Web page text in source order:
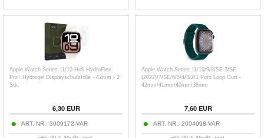
Apple Watch Series 11/10 Hofi HydroFlex
Pro+ Hydrogel Displayschutzfolie - 42mm - 2
Stk.
6,30EUR
ART. NR.: 3009172-VAR
Apple Watch Series 11/10/9/8/SE 3/SE
(2022)/7/SE/6/5/4/3/2/1 Puro Loop Gurt -
42mm/41mm/40mm/38mm
7,60EUR
ART. NR.: 2004098-VAR